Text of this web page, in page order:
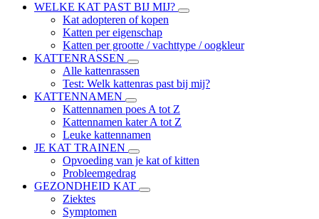
WELKE KAT PAST BIJ MIJ?
Kat adopteren of kopen
Katten per eigenschap
Katten per grootte / vachttype / oogkleur
KATTENRASSEN
Alle kattenrassen
Test: Welk kattenras past bij mij?
KATTENNAMEN
Kattennamen poes A tot Z
Kattennamen kater A tot Z
Leuke kattennamen
JE KAT TRAINEN
Opvoeding van je kat of kitten
Probleemgedrag
GEZONDHEID KAT
Ziektes
Symptomen